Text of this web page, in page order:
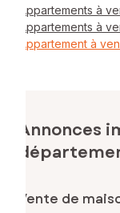
Appartements à
Appartements à
Appartement à
Annonces
Vente de